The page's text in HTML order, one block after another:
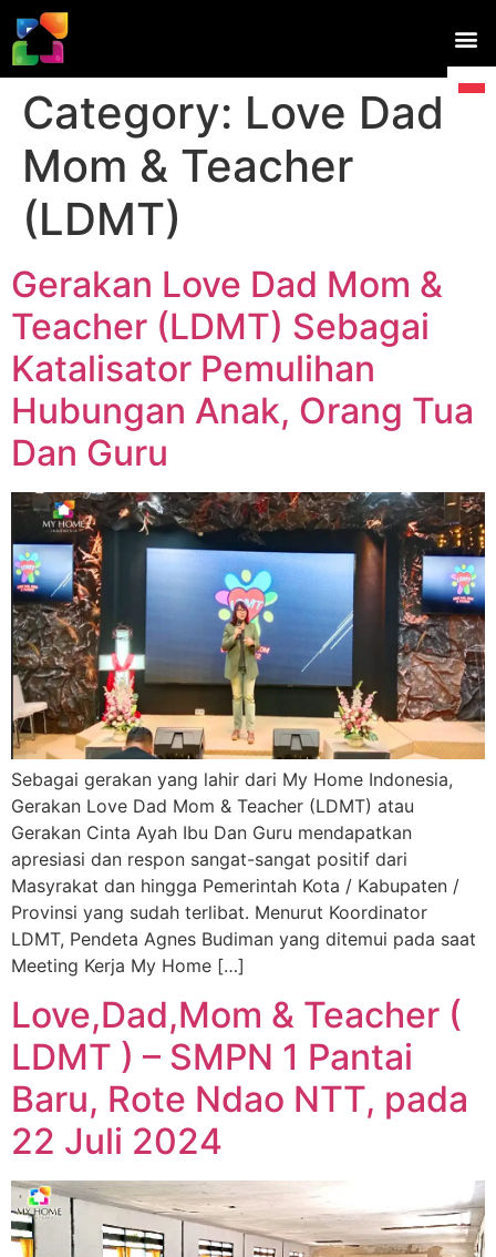
Category: Love Dad
Mom & Teacher
(LDMT)
Gerakan Love Dad Mom &
Teacher (LDMT) Sebagai
Katalisator Pemulihan
Hubungan Anak, Orang Tua
Dan Guru
Sebagai gerakan yang lahir dari My Home Indonesia,
Gerakan Love Dad Mom & Teacher (LDMT) atau
Gerakan Cinta Ayah Ibu Dan Guru mendapatkan
apresiasi dan respon sangat-sangat positif dari
Masyrakat dan hingga Pemerintah Kota / Kabupaten /
Provinsi yang sudah terlibat. Menurut Koordinator
LDMT, Pendeta Agnes Budiman yang ditemui pada saat
Meeting Kerja My Home […]
Love,Dad,Mom & Teacher (
LDMT ) – SMPN 1 Pantai
Baru, Rote Ndao NTT, pada
22 Juli 2024